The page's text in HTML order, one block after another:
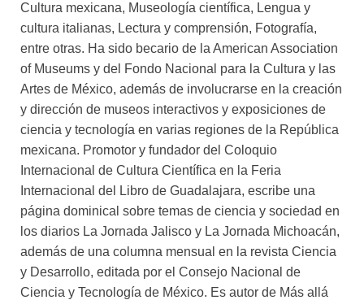
Cultura mexicana, Museología científica, Lengua y
cultura italianas, Lectura y comprensión, Fotografía,
entre otras. Ha sido becario de la American Association
of Museums y del Fondo Nacional para la Cultura y las
Artes de México, además de involucrarse en la creación
y dirección de museos interactivos y exposiciones de
ciencia y tecnología en varias regiones de la República
mexicana. Promotor y fundador del Coloquio
Internacional de Cultura Científica en la Feria
Internacional del Libro de Guadalajara, escribe una
página dominical sobre temas de ciencia y sociedad en
los diarios La Jornada Jalisco y La Jornada Michoacán,
además de una columna mensual en la revista Ciencia
y Desarrollo, editada por el Consejo Nacional de
Ciencia y Tecnología de México. Es autor de Más allá